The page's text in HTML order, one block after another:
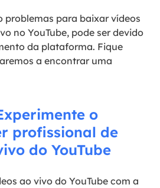
problemas para baixar vídeos
no YouTube, pode ser devido
da plataforma. Fique
a encontrar uma
o
profissional de
do YouTube
ao vivo do YouTube com a